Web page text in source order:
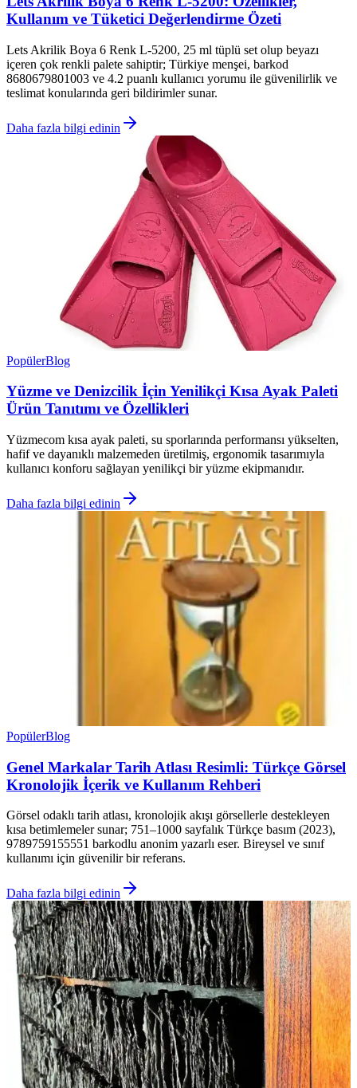
Kullanım ve Tüketici Değerlendirme Özeti
Lets Akrilik Boya 6 Renk L-5200, 25 ml tüplü set olup beyazı
içeren çok renkli palete sahiptir; Türkiye menşei, barkod
8680679801003 ve 4.2 puanlı kullanıcı yorumu ile güvenilirlik ve
teslimat konularında geri bildirimler sunar.
Daha fazla bilgi edinin
PopülerBlog
Yüzme ve Denizcilik İçin Yenilikçi Kısa Ayak Paleti
Ürün Tanıtımı ve Özellikleri
Yüzmecom kısa ayak paleti, su sporlarında performansı yükselten,
hafif ve dayanıklı malzemeden üretilmiş, ergonomik tasarımıyla
kullanıcı konforu sağlayan yenilikçi bir yüzme ekipmanıdır.
Daha fazla bilgi edinin
PopülerBlog
Genel Markalar Tarih Atlası Resimli: Türkçe Görsel
Kronolojik İçerik ve Kullanım Rehberi
Görsel odaklı tarih atlası, kronolojik akışı görsellerle destekleyen
kısa betimlemeler sunar; 751–1000 sayfalık Türkçe basım (2023),
9789759155551 barkodlu anonim yazarlı eser. Bireysel ve sınıf
kullanımı için güvenilir bir referans.
Daha fazla bilgi edinin